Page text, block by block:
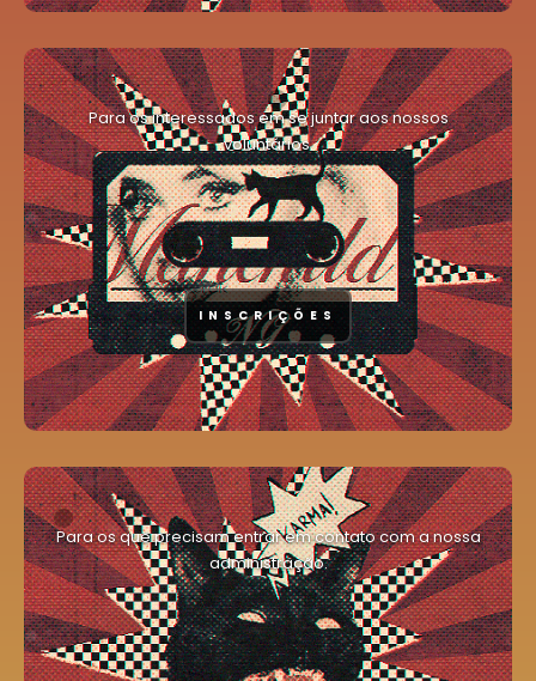
Para os interessados em se juntar aos nossos
voluntários.
INSCRIÇÕES
Para os que precisam entrar em contato com a nossa
administração.